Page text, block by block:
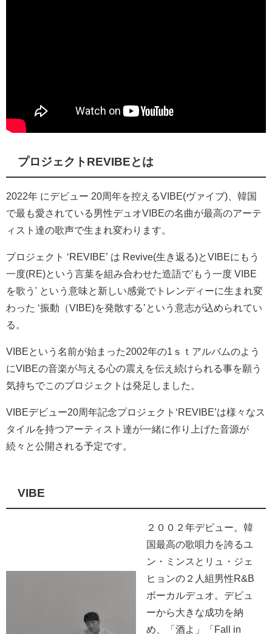
プロジェクトREVIBEとは
2022年 にデビュー 20周年を控えるVIBE(ヴァイブ)、韓国
で最も愛されている男性デュオVIBEの名曲が最高のアーテ
ィスト達の歌声で生まれ変わります。
プロジェクト ‘REVIBE’ は Revive(生き返る)とVIBEにもう
一度(RE)という言葉を組み合わせた造語で'もう一度 VIBE
を歌う' という意味と新しい感覚でトレンディーに生まれ変
わった ‘振動（VIBE)を発散する’という意志が込められてい
る。
VIBEという名前が始まった2002年の1ｓｔアルバムのよう
にVIBEの音楽が与える心の震えを伝え続けられる事を願う
気持ちでこのプロジェクトは発足しました。
VIBEデビュー20周年記念プロジェクト‘REVIBE’は様々なス
タイルを持つアーティスト達が一緒に作り上げた音源が
続々と公開される予定です。
VIBE
２００２年デビュー。韓
国最高の歌唄力を誇るユ
ン・ミンスとリュ・ジェ
ヒョンの２人組男性R&B
ボーカルデュオ。デビュ
ーから大きな成功を納
め、「酒よ」「Fall in